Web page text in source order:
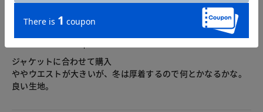
ヘラジカ 身長171cm
ジャケットに合わせて購入
ややウエストが大きいが、冬は厚着するので何とかなるかな。
良い生地。